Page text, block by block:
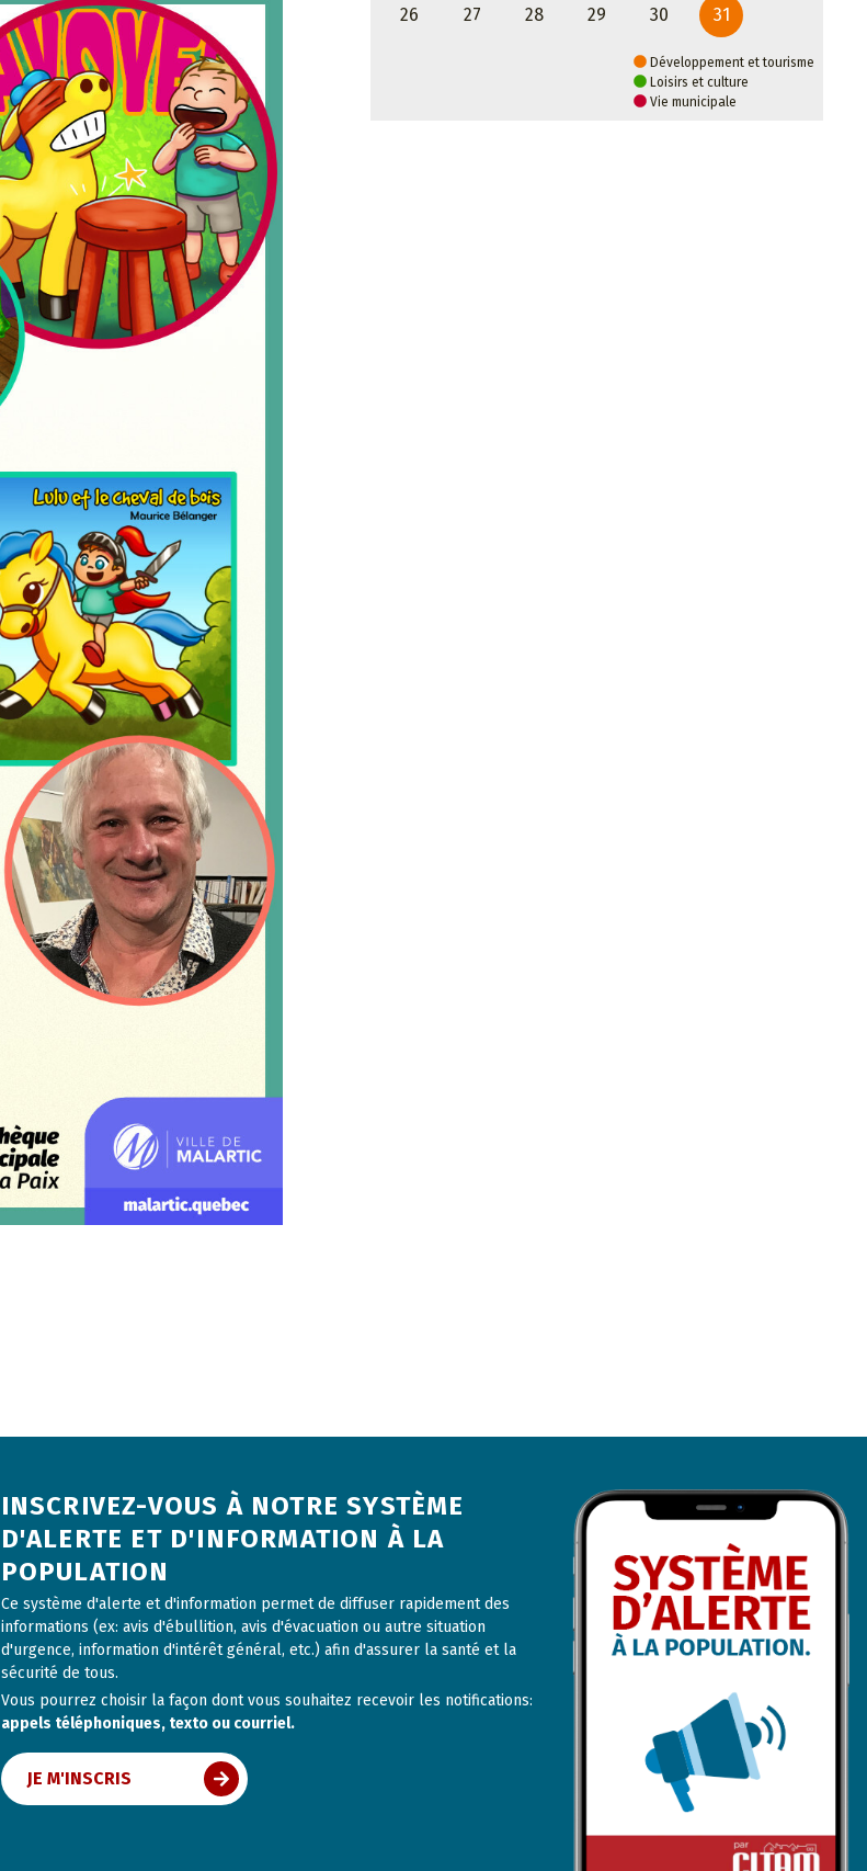
Développement et tourisme
Loisirs et culture
Vie municipale
26 27 28 29 30 31
INSCRIVEZ-VOUS À NOTRE SYSTÈME
D'ALERTE ET D'INFORMATION À LA
POPULATION
Ce système d'alerte et d'information permet de diffuser rapidement des
informations (ex: avis d'ébullition, avis d'évacuation ou autre situation
d'urgence, information d'intérêt général, etc.) afin d'assurer la santé et la
sécurité de tous.
Vous pourrez choisir la façon dont vous souhaitez recevoir les notifications:
appels téléphoniques, texto ou courriel.
JE M'INSCRIS